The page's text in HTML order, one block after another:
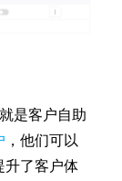
是客户自助
，他们可以
升了客户体